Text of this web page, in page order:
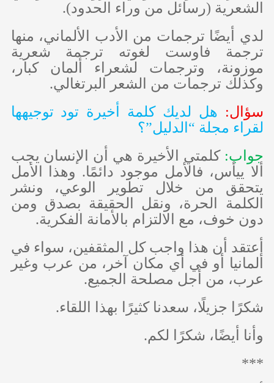
الشعرية (رسائل من وراء الحدود).
لدي أيضًا ترجمات من الأدب الألماني، منها
ترجمة فاوست لغوته ترجمة شعرية
موزونة، وترجمات لشعراء ألمان كبار،
وكذلك ترجمات من الشعر البرتغالي.
سؤال: هل لديك كلمة أخيرة تود توجيهها
لقراء مجلة “الدليل”؟
جواب:كلمتي الأخيرة هي أن الإنسان يجب
ألا ييأس، فالأمل موجود دائمًا. وهذا الأمل
يتحقق من خلال تطوير الوعي، ونشر
الكلمة الحرة، ونقل الحقيقة بصدق ومن
دون خوف، مع الالتزام بالأمانة الفكرية.
أعتقد أن هذا واجب كل المثقفين، سواء في
ألمانيا أو في أي مكان آخر، من عرب وغير
عرب، من أجل مصلحة الجميع.
شكرًا جزيلًا، سعدنا كثيرًا بهذا اللقاء.
وأنا أيضًا، شكرًا لكم.
***